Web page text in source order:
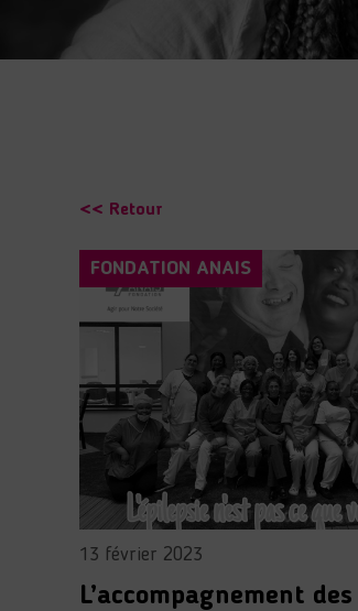
<< Retour
FONDATION ANAIS
13 février 2023
L’accompagnement